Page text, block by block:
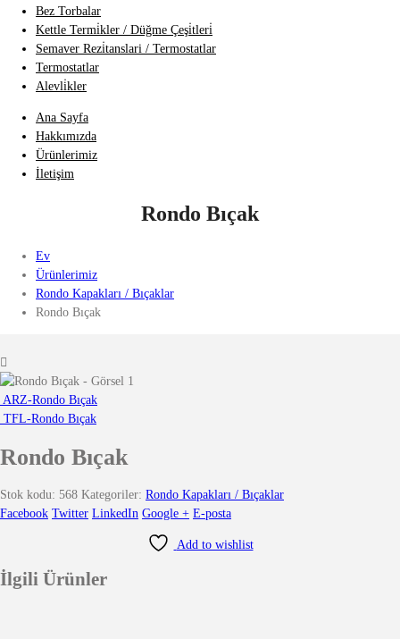
Bez Torbalar
Kettle Termi̇kler / Düğme Çeşi̇tleri̇
Semaver Rezi̇tanslari / Termostatlar
Termostatlar
Alevli̇kler
Ana Sayfa
Hakkımızda
Ürünlerimiz
İletişim
Rondo Bıçak
Ev
Ürünlerimiz
Rondo Kapakları / Bıçaklar
Rondo Bıçak
ARZ-Rondo Bıçak
TFL-Rondo Bıçak
Rondo Bıçak
Stok kodu: 568 Kategoriler: Rondo Kapakları / Bıçaklar
Facebook Twitter LinkedIn Google + E-posta
Add to wishlist
İlgili Ürünler